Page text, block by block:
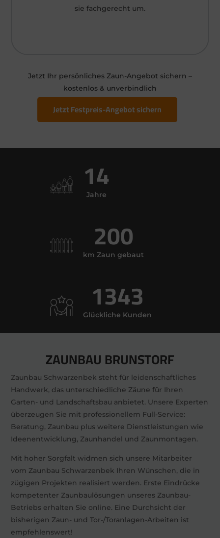
sie fachgerecht um.
Jetzt Ihr persönliches Zaun-Angebot sichern –
kostenlos & unverbindlich
Jetzt Festpreis-Angebot sichern
14
Jahre
200
km Zaun gebaut
1343
Glückliche Kunden
ZAUNBAU BRUNSTORF
Zaunbau Schwarzenbek steht für leidenschaftliches
Handwerk, das unterschiedliche Zäune für Ihren
Garten- und Landschaftsbau anbietet. Unsere Experten
überzeugen Sie mit professionellem Full-Service:
Beratung, Zaunbau plus weitere Dienstleistungen wie
Ideenentwicklung, Zaunhandel und Zaunmontagen.
Mit hoher Sorgfalt widmen sich unsere Mitarbeiter
vom Zaunbau Schwarzenbek Ihren Wünschen, die in
zügigen Projekten realisiert werden. Erste Eindrücke
kompetenter Zaunbaulösungen unseres Zaunbau-
Betriebs erhalten Sie online. Eine Durchsicht der
bisherigen Zaun- und Tor-/Toranlagen-Arbeiten ist
empfehlenswert!